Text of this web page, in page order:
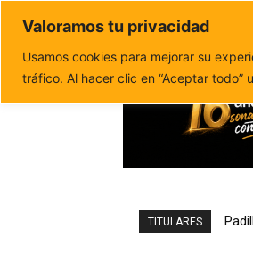
Valoramos tu privacidad
Usamos cookies para mejorar su
tráfico. Al hacer clic en “Aceptar todo”
Política de privacidad
TITULARES